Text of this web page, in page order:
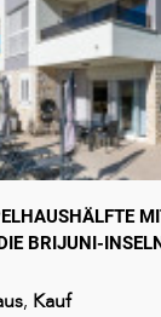
BRIJUNI-
, Kauf